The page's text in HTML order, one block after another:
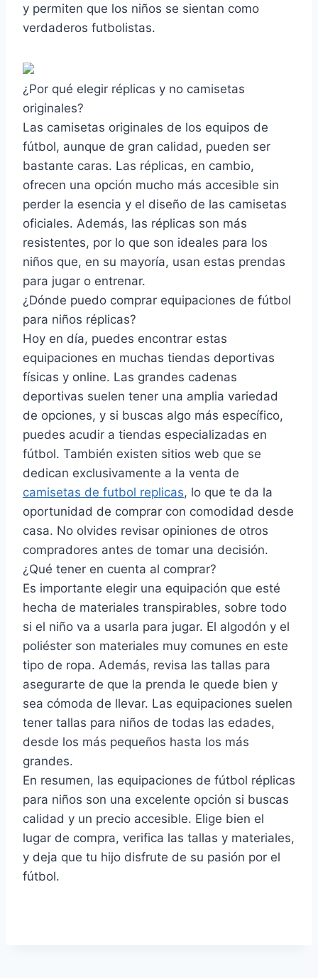
y permiten que los niños se sientan como
verdaderos futbolistas.
¿Por qué elegir réplicas y no camisetas
originales?
Las camisetas originales de los equipos de
fútbol, aunque de gran calidad, pueden ser
bastante caras. Las réplicas, en cambio,
ofrecen una opción mucho más accesible sin
perder la esencia y el diseño de las camisetas
oficiales. Además, las réplicas son más
resistentes, por lo que son ideales para los
niños que, en su mayoría, usan estas prendas
para jugar o entrenar.
¿Dónde puedo comprar equipaciones de fútbol
para niños réplicas?
Hoy en día, puedes encontrar estas
equipaciones en muchas tiendas deportivas
físicas y online. Las grandes cadenas
deportivas suelen tener una amplia variedad
de opciones, y si buscas algo más específico,
puedes acudir a tiendas especializadas en
fútbol. También existen sitios web que se
dedican exclusivamente a la venta de
camisetas de futbol replicas, lo que te da la
oportunidad de comprar con comodidad desde
casa. No olvides revisar opiniones de otros
compradores antes de tomar una decisión.
¿Qué tener en cuenta al comprar?
Es importante elegir una equipación que esté
hecha de materiales transpirables, sobre todo
si el niño va a usarla para jugar. El algodón y el
poliéster son materiales muy comunes en este
tipo de ropa. Además, revisa las tallas para
asegurarte de que la prenda le quede bien y
sea cómoda de llevar. Las equipaciones suelen
tener tallas para niños de todas las edades,
desde los más pequeños hasta los más
grandes.
En resumen, las equipaciones de fútbol réplicas
para niños son una excelente opción si buscas
calidad y un precio accesible. Elige bien el
lugar de compra, verifica las tallas y materiales,
y deja que tu hijo disfrute de su pasión por el
fútbol.